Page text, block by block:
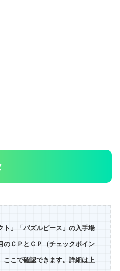
ト」「パズルピース」の入手場
のＣＰとＣＰ（チェックポイン
ここで確認できます。詳細は上